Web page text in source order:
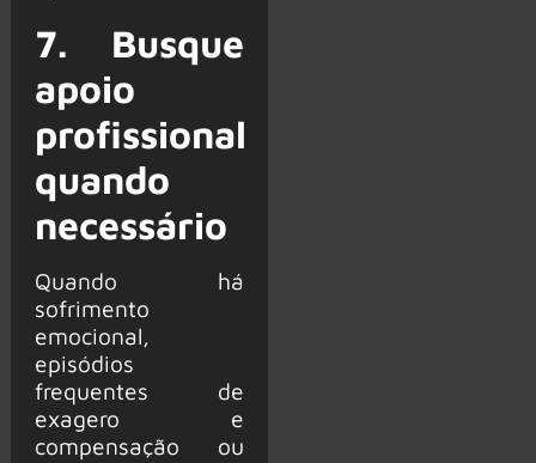
7. Busque
apoio
profissional
quando
necessário
Quando há
sofrimento
emocional,
episódios
frequentes de
exagero e
compensação ou